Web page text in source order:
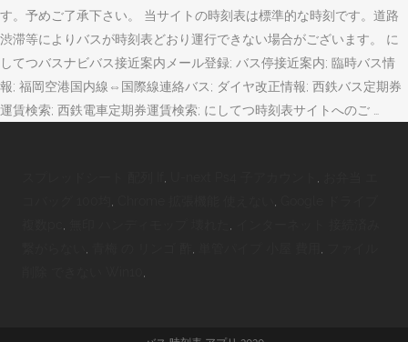
す。予めご了承下さい。 当サイトの時刻表は標準的な時刻です。道路
渋滞等によりバスが時刻表どおり運行できない場合がございます。 に
してつバスナビバス接近案内メール登録; バス停接近案内; 臨時バス情
報; 福岡空港国内線⇔国際線連絡バス; ダイヤ改正情報; 西鉄バス定期券
運賃検索; 西鉄電車定期券運賃検索; にしてつ時刻表サイトへのご …